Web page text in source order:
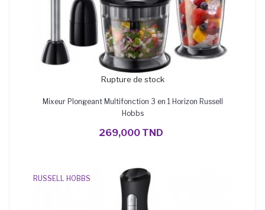
Rupture de stock
Mixeur Plongeant Multifonction 3 en 1 Horizon Russell
Hobbs
269,000 TND
RUSSELL HOBBS